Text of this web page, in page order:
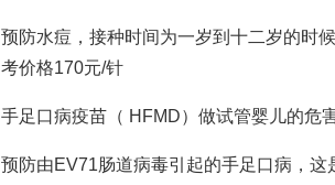
预防水痘，接种时间为一岁到十二岁的时
考价格170元/针
手足口病疫苗（ HFMD） 做试管婴儿的危
预防由EV71肠道病毒引起的手足口病，